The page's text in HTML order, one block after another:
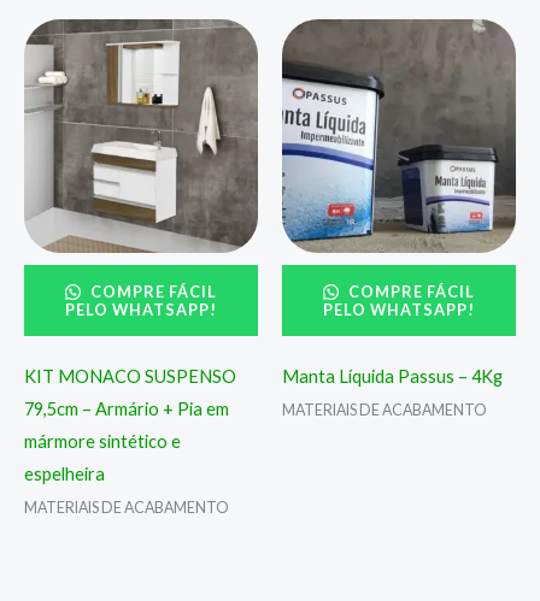
COMPRE FÁCIL
PELO WHATSAPP!
KIT MONACO SUSPENSO
79,5cm – Armário + Pia em
mármore sintético e
espelheira
MATERIAIS DE ACABAMENTO
COMPRE FÁCIL
PELO WHATSAPP!
Manta Líquida Passus – 4Kg
MATERIAIS DE ACABAMENTO